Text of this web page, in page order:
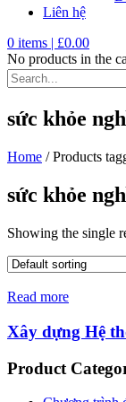
Liên hệ
0 items | £0.00
No products in the
sức khỏe
Home / Products
sức khỏe
Showing the single
Read more
Xây dựng Hệ
Product